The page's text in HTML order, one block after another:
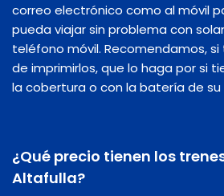
correo electrónico como al móvil
pueda viajar sin problema con
teléfono móvil. Recomendamos,
de imprimirlos, que lo haga por si
la cobertura o con la batería de
¿Qué precio tienen los
Altafulla?